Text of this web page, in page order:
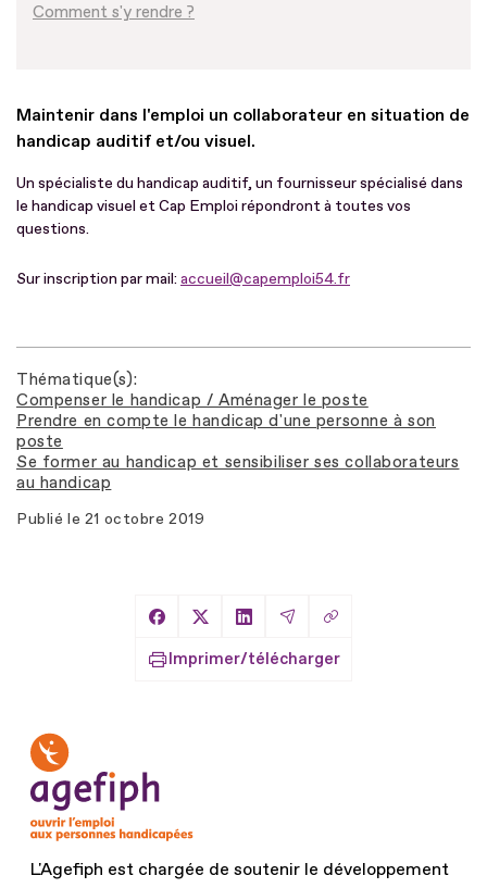
Comment s'y rendre ?
Maintenir dans l'emploi un collaborateur en situation de
handicap auditif et/ou visuel.
Un spécialiste du handicap auditif, un fournisseur spécialisé dans
le handicap visuel et Cap Emploi répondront à toutes vos
questions.
Sur inscription par mail: accueil@capemploi54.fr
Thématique(s)
Compenser le handicap / Aménager le poste
Prendre en compte le handicap d'une personne à son
poste
Se former au handicap et sensibiliser ses collaborateurs
au handicap
Publié le 21 octobre 2019
Partager sur Facebook
Partager sur X
Partager sur LinkedIn
Partager par Email
Copier le lien
Imprimer/télécharger
L'Agefiph est chargée de soutenir le développement